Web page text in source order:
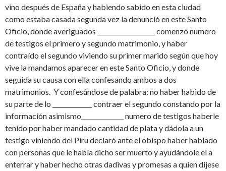
vino después de España y habiendo sabido en esta ciudad
como estaba casada segunda vez la denunció en este Santo
Oficio, donde averiguados ___________________ comenzó numero
de testigos el primero y segundo matrimonio, y haber
contraído el segundo viviendo su primer marido según que hoy
vive la mandamos aparecer en este Santo Oficio, y donde
seguida su causa con ella confesando ambos a dos
matrimonios. Y confesándose de palabra: no haber habido de
su parte de lo _____________ contraer el segundo constando por la
información asimismo______________ numero de testigos haberle
tenido por haber mandado cantidad de plata y dádola a un
testigo viniendo del Piru declaró ante el obispo haber hablado
con personas que le había dicho ser muerto y ayudándole el a
enterrar y haber hecho otras dadivas y promesas a quien dijese